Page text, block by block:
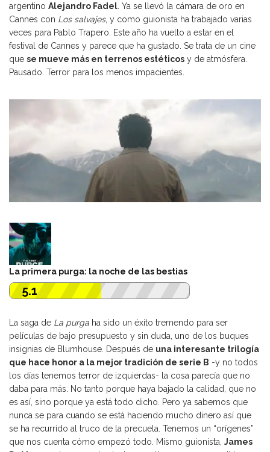
argentino Alejandro Fadel . Ya se llevó la cámara de oro en
Cannes con Los salvajes, y como guionista ha trabajado varias
veces para Pablo Trapero. Este año ha vuelto a estar en el
festival de Cannes y parece que ha gustado. Se trata de un cine
que se mueve más en terrenos estéticos y de atmósfera.
Pausado. Terror para los menos impacientes.
La primera purga: la noche de las bestias
5.1
La saga de La purga ha sido un éxito tremendo para ser
películas de bajo presupuesto y sin duda, uno de los buques
insignias de Blumhouse. Después de una interesante trilogía
que hace honor a la mejor tradición de serie B -y no todos
los días tenemos terror de izquierdas- la cosa parecía que no
daba para más. No tanto porque haya bajado la calidad, que no
es así, sino porque ya está todo dicho. Pero ya sabemos que
nunca se para cuando se está haciendo mucho dinero así que
se ha recurrido al truco de la precuela. Tenemos un “orígenes”
que nos cuenta cómo empezó todo. Mismo guionista, James